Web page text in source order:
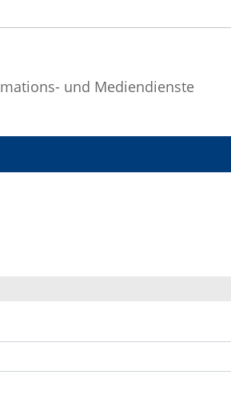
und Mediendienste